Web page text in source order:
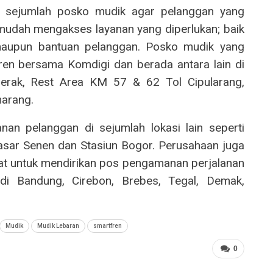
posko mudik agar pelanggan yang
mengakses layanan yang diperlukan; baik
bantuan pelanggan. Posko mudik yang
bersama Komdigi dan berada antara lain di
Rest Area KM 57 & 62 Tol Cipularang,
pelanggan di sejumlah lokasi lain seperti
Senen dan Stasiun Bogor. Perusahaan juga
untuk mendirikan pos pengamanan perjalanan
Bandung, Cirebon, Brebes, Tegal, Demak,
Mudik Mudik Lebaran smartfren
0